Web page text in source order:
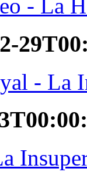
- La
- La